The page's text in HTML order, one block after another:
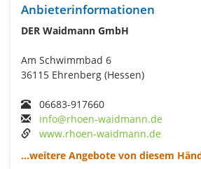
Anbieterinformationen
DER Waidmann GmbH
Am Schwimmbad 6
36115 Ehrenberg (Hessen)
06683-917660
info@rhoen-waidmann.de
www.rhoen-waidmann.de
...weitere Angebote von diesem